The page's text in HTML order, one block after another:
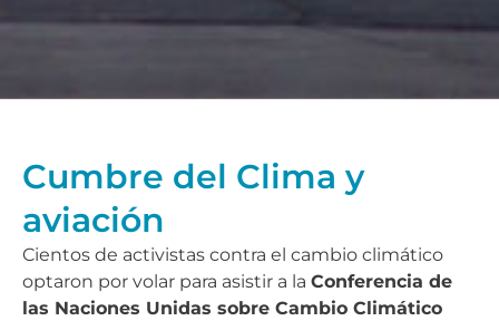
Cumbre del Clima y
aviación
Cientos de activistas contra el cambio climático
optaron por volar para asistir a la Conferencia de
las Naciones Unidas sobre Cambio Climático